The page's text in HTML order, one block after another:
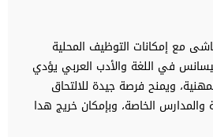
مع إمكانات التوظيف المحلية
في اللغة والأدب العربي يؤدي
ويمنح فرصة جيدة للالتحاق
الخاصة، وبإمكان خريج هدا